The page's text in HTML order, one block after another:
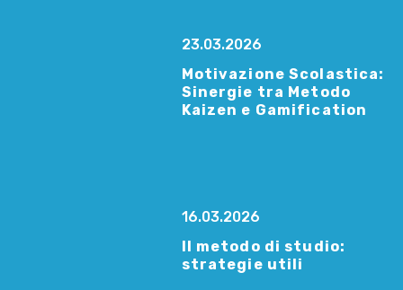
23.03.2026
Motivazione Scolastica:
Sinergie tra Metodo
Kaizen e Gamification
16.03.2026
Il metodo di studio:
strategie utili